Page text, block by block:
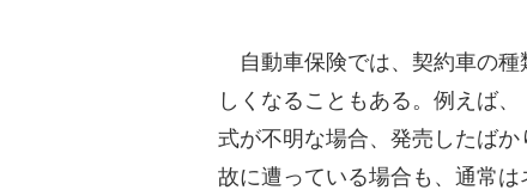
自動車保険では、契約車の種
しくなることもある。例えば
式が不明な場合、発売したば
故に遭っている場合も、通常